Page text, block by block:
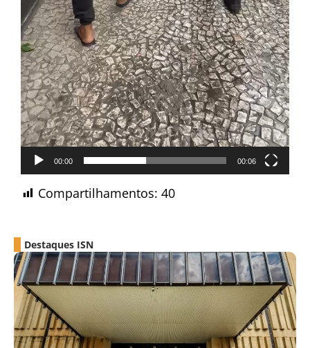
00:00 00:06
Compartilhamentos: 40
Destaques ISN